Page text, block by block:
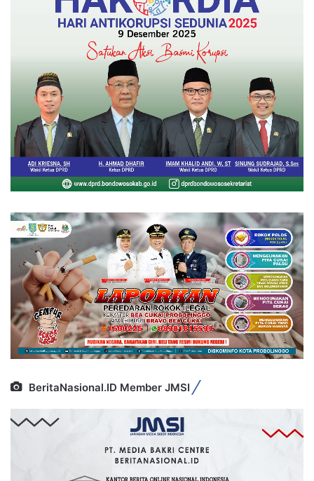
BeritaNasional.ID Member JMSI